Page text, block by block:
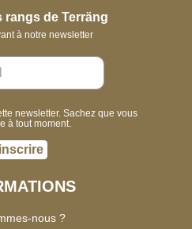
rangs de Terräng
à notre newsletter
newsletter. Sachez que vous
à tout moment.
nous ?